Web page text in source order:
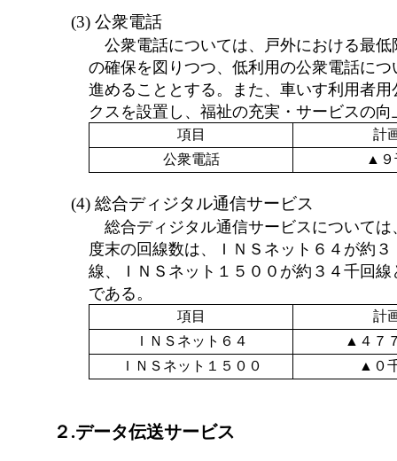
(3) 公衆電話
公衆電話については、戸外における最低
の確保を図りつつ、低利用の公衆電話につ
進めることとする。また、車いす利用者用
クスを設置し、福祉の充実・サービスの
項目
計
公衆電話
▲９
(4) 総合ディジタル通信サービス
総合ディジタル通信サービスについては
度末の回線数は、ＩＮＳネット６４が約
線、ＩＮＳネット１５００が約３４千回線
である。
項目
計
ＩＮＳネット６４
▲４７
ＩＮＳネット１５００
▲０
２.データ伝送サービス